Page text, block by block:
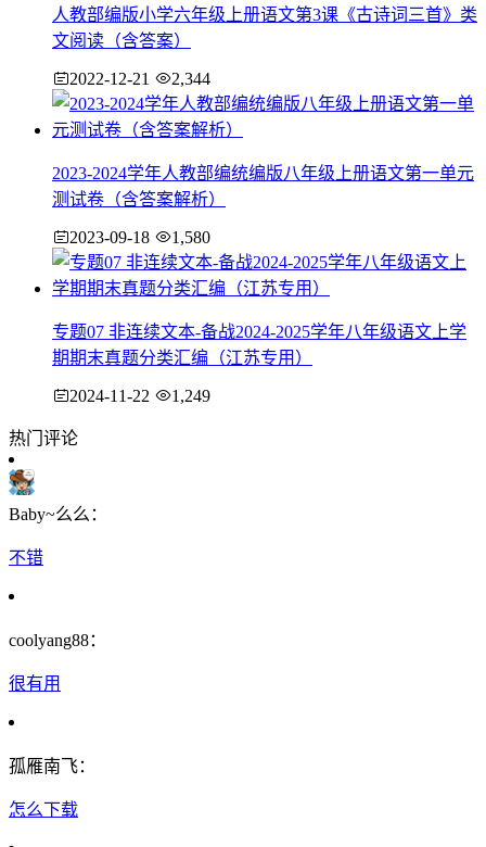
人教部编版小学六年级上册语文第3课《古诗词三首》类
文阅读（含答案）
2022-12-21 2,344
2023-2024学年人教部编统编版八年级上册语文第一单元
测试卷（含答案解析）
2023-09-18 1,580
专题07 非连续文本-备战2024-2025学年八年级语文上学
期期末真题分类汇编（江苏专用）
2024-11-22 1,249
热门评论
Baby~么么：
不错
coolyang88：
很有用
孤雁南飞：
怎么下载